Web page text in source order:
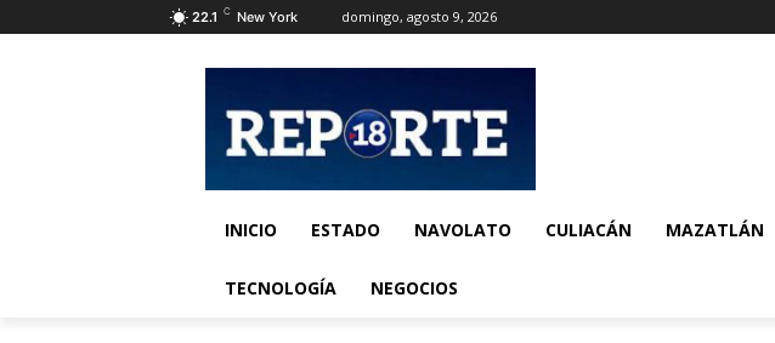
22.1 C New York domingo, agosto 9, 2026
INICIO ESTADO NAVOLATO CULIACÁN MAZATLÁN
TECNOLOGÍA NEGOCIOS